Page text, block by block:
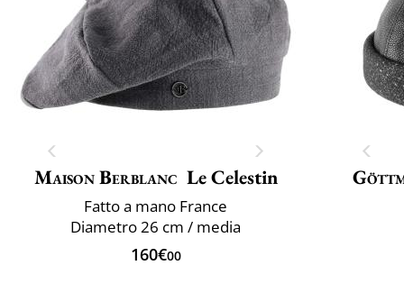
Maison Berblanc Le Celestin
Fatto a mano France
Diametro 26 cm / media
160€00